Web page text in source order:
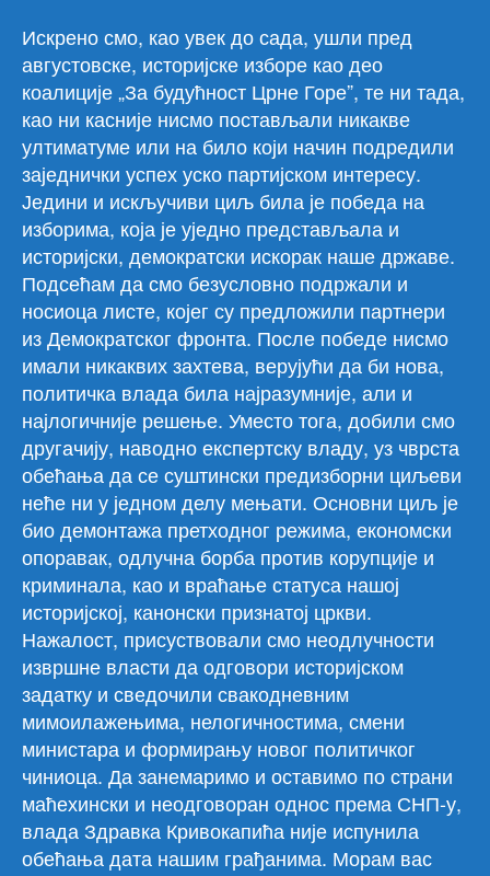
Искрено смо, као увек до сада, ушли пред
августовске, историјске изборе као део
коалиције „За будућност Црне Горе”, те ни тада,
као ни касније нисмо постављали никакве
ултиматуме или на било који начин подредили
заједнички успех уско партијском интересу.
Једини и искључиви циљ била је победа на
изборима, која је уједно представљала и
историјски, демократски искорак наше државе.
Подсећам да смо безусловно подржали и
носиоца листе, којег су предложили партнери
из Демократског фронта. После победе нисмо
имали никаквих захтева, верујући да би нова,
политичка влада била најразумније, али и
најлогичније решење. Уместо тога, добили смо
другачију, наводно експертску владу, уз чврста
обећања да се суштински предизборни циљеви
неће ни у једном делу мењати. Основни циљ је
био демонтажа претходног режима, економски
опоравак, одлучна борба против корупције и
криминала, као и враћање статуса нашој
историјској, канонски признатој цркви.
Нажалост, присуствовали смо неодлучности
извршне власти да одговори историјском
задатку и сведочили свакодневним
мимоилажењима, нелогичностима, смени
министара и формирању новог политичког
чиниоца. Да занемаримо и оставимо по страни
маћехински и неодговоран однос према СНП-у,
влада Здравка Кривокапића није испунила
обећања дата нашим грађанима. Морам вас